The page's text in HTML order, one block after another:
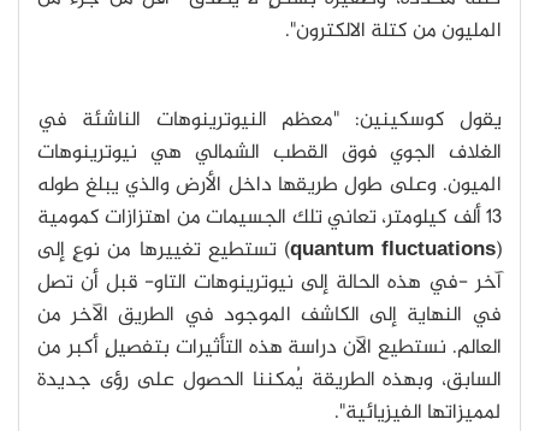
المليون من كتلة الالكترون".
يقول كوسكينين: "معظم النيوترينوهات الناشئة في
الغلاف الجوي فوق القطب الشمالي هي نيوترينوهات
الميون. وعلى طول طريقها داخل الأرض والذي يبلغ طوله
13 ألف كيلومتر، تعاني تلك الجسيمات من اهتزازات كمومية
(
quantum fluctuations) تستطيع تغييرها من نوعٍ إلى
آخر -في هذه الحالة إلى نيوترينوهات التاو- قبل أن تصل
في النهاية إلى الكاشف الموجود في الطريق الآخر من
العالم. نستطيع الآن دراسة هذه التأثيرات بتفصيلٍ أكبر من
السابق، وبهذه الطريقة يُمكننا الحصول على رؤى جديدة
لمميزاتها الفيزيائية".